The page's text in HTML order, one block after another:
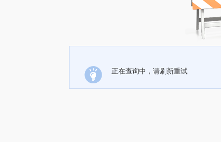
正在查询中，请刷新重试